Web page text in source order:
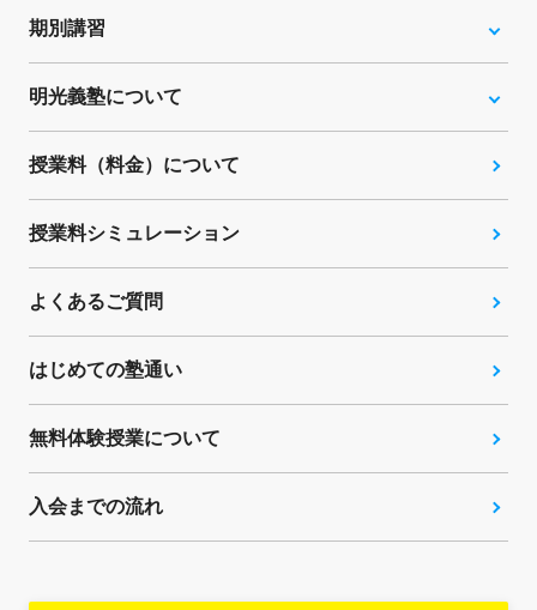
期別講習
明光義塾について
授業料（料金）について
授業料シミュレーション
よくあるご質問
はじめての塾通い
無料体験授業について
入会までの流れ